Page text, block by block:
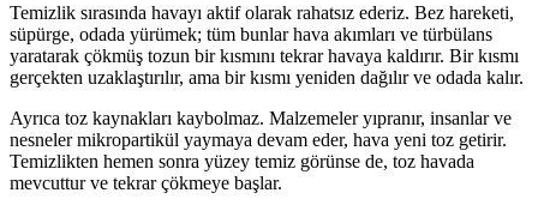
Temizlik sırasında havayı aktif olarak rahatsız ederiz. Bez hareketi,
süpürge, odada yürümek; tüm bunlar hava akımları ve türbülans
yaratarak çökmüş tozun bir kısmını tekrar havaya kaldırır. Bir kısmı
gerçekten uzaklaştırılır, ama bir kısmı yeniden dağılır ve odada kalır.
Ayrıca toz kaynakları kaybolmaz. Malzemeler yıpranır, insanlar ve
nesneler mikropartikül yaymaya devam eder, hava yeni toz getirir.
Temizlikten hemen sonra yüzey temiz görünse de, toz havada
mevcuttur ve tekrar çökmeye başlar.